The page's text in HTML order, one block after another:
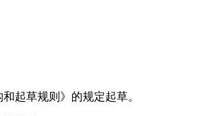
起草规则》的规定起草。